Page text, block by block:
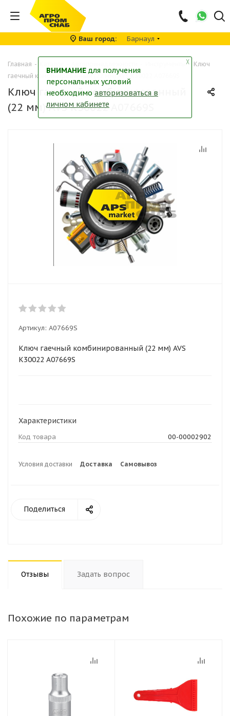
Ваш город Барнаул
Главная - - Ключ
гаечный комбинированный (22 мм) AVS K30022 A07669S
Ключ гаечный комбинированный
(22 мм) AVS K30022 A07669S
Артикул: A07669S
Ключ гаечный комбинированный (22 мм) AVS
K30022 A07669S
Характеристики
Код товара 00-00002902
Условия доставки Доставка Самовывоз
Поделиться
Отзывы Задать вопрос
Похожие по параметрам
╳
ВНИМАНИЕ для получения
персональных условий
необходимо авторизоваться в
личном кабинете